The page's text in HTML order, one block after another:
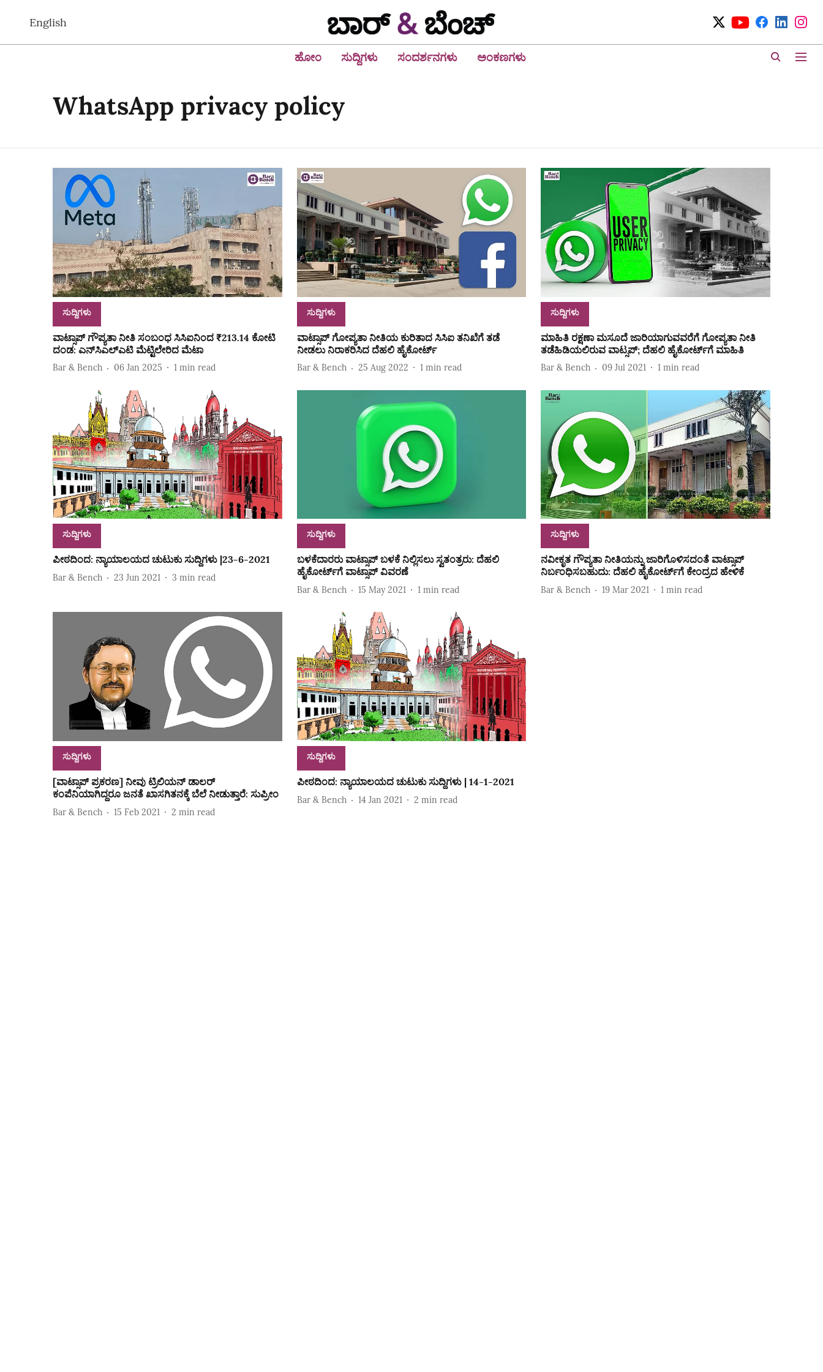
English
ಹೋಂ ಸುದ್ದಿಗಳು ಸಂದರ್ಶನಗಳು ಅಂಕಣಗಳು
WhatsApp privacy policy
ಸುದ್ದಿಗಳು
ವಾಟ್ಸಾಪ್ ಗೌಪ್ಯತಾ ನೀತಿ ಸಂಬಂಧ ಸಿಸಿಐನಿಂದ ₹213.14 ಕೋಟಿ
ದಂಡ: ಎನ್‌ಸಿಎಲ್‌ಎಟಿ ಮೆಟ್ಟಿಲೇರಿದ ಮೆಟಾ
Bar & Bench 06 Jan 2025 1 min read
ಸುದ್ದಿಗಳು
ವಾಟ್ಸಾಪ್‌ ಗೋಪ್ಯತಾ ನೀತಿಯ ಕುರಿತಾದ ಸಿಸಿಐ ತನಿಖೆಗೆ ತಡೆ
ನೀಡಲು ನಿರಾಕರಿಸಿದ ದೆಹಲಿ ಹೈಕೋರ್ಟ್‌
Bar & Bench 25 Aug 2022 1 min read
ಸುದ್ದಿಗಳು
ಮಾಹಿತಿ ರಕ್ಷಣಾ ಮಸೂದೆ ಜಾರಿಯಾಗುವವರೆಗೆ‌ ಗೋಪ್ಯತಾ ನೀತಿ
ತಡೆಹಿಡಿಯಲಿರುವ ವಾಟ್ಸಪ್‌; ದೆಹಲಿ ಹೈಕೋರ್ಟ್‌ಗೆ ಮಾಹಿತಿ
Bar & Bench 09 Jul 2021 1 min read
ಸುದ್ದಿಗಳು
ಪೀಠದಿಂದ: ನ್ಯಾಯಾಲಯದ ಚುಟುಕು ಸುದ್ದಿಗಳು |23-6-2021
Bar & Bench 23 Jun 2021 3 min read
ಸುದ್ದಿಗಳು
ಬಳಕೆದಾರರು ವಾಟ್ಸಾಪ್‌ ಬಳಕೆ ನಿಲ್ಲಿಸಲು ಸ್ವತಂತ್ರರು: ದೆಹಲಿ
ಹೈಕೋರ್ಟ್‌ಗೆ ವಾಟ್ಸಾಪ್‌ ವಿವರಣೆ
Bar & Bench 15 May 2021 1 min read
ಸುದ್ದಿಗಳು
ನವೀಕೃತ ಗೌಪ್ಯತಾ ನೀತಿಯನ್ನು ಜಾರಿಗೊಳಿಸದಂತೆ ವಾಟ್ಸಾಪ್‌
ನಿರ್ಬಂಧಿಸಬಹುದು: ದೆಹಲಿ ಹೈಕೋರ್ಟ್‌ಗೆ ಕೇಂದ್ರದ ಹೇಳಿಕೆ
Bar & Bench 19 Mar 2021 1 min read
ಸುದ್ದಿಗಳು
[ವಾಟ್ಸಾಪ್‌ ಪ್ರಕರಣ] ನೀವು ಟ್ರಿಲಿಯನ್‌ ಡಾಲರ್‌
ಕಂಪೆನಿಯಾಗಿದ್ದರೂ ಜನತೆ ಖಾಸಗಿತನಕ್ಕೆ ಬೆಲೆ ನೀಡುತ್ತಾರೆ: ಸುಪ್ರೀಂ
Bar & Bench 15 Feb 2021 2 min read
ಸುದ್ದಿಗಳು
ಪೀಠದಿಂದ: ನ್ಯಾಯಾಲಯದ ಚುಟುಕು ಸುದ್ದಿಗಳು | 14-1-2021
Bar & Bench 14 Jan 2021 2 min read